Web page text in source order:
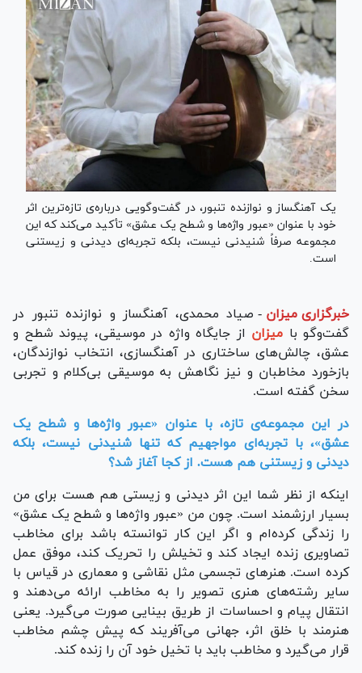
یک آهنگساز و نوازنده تنبور، در گفت‌وگویی درباره‌ی تازه‌ترین اثر
خود با عنوان «عبور واژه‌ها و شطح یک عشق» تأکید می‌کند که این
مجموعه صرفاً شنیدنی نیست، بلکه تجربه‌ای دیدنی و زیستنی
است.
خبرگزاری میزان - صیاد محمدی، آهنگساز و نوازنده تنبور در
گفت‌وگو با میزان از جایگاه واژه در موسیقی، پیوند شطح و
عشق، چالش‌های ساختاری در آهنگسازی، انتخاب نوازندگان،
بازخورد مخاطبان و نیز نگاهش به موسیقی بی‌کلام و تجربی
سخن گفته است.
در این مجموعه‌ی تازه، با عنوان «عبور واژه‌ها و شطح یک
عشق»، با تجربه‌ای مواجهیم که تنها شنیدنی نیست، بلکه
دیدنی و زیستنی هم هست. از کجا آغاز شد؟
اینکه از نظر شما این اثر دیدنی و زیستی هم هست برای من
بسیار ارزشمند است. چون من «عبور واژه‌ها و شطح یک عشق»
را زندگی کرده‌ام و اگر این کار توانسته باشد برای مخاطب
تصاویری زنده ایجاد کند و تخیلش را تحریک کند، موفق عمل
کرده است. هنرهای تجسمی مثل نقاشی و معماری در قیاس با
سایر رشته‌های هنری تصویر را به مخاطب ارائه می‌دهند و
انتقال پیام و احساسات از طریق بینایی صورت می‌گیرد. یعنی
هنرمند با خلق اثر، جهانی می‌آفریند که پیش چشم مخاطب
قرار می‌گیرد و مخاطب باید با تخیل خود آن را زنده کند.